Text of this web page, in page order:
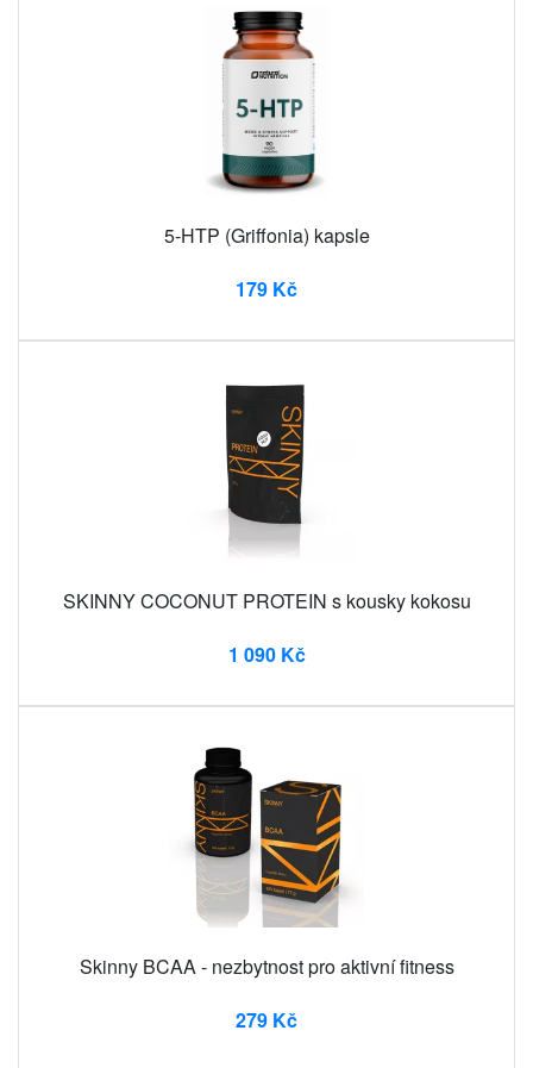
5-HTP (Griffonia) kapsle
179 Kč
SKINNY COCONUT PROTEIN s kousky kokosu
1 090 Kč
Skinny BCAA - nezbytnost pro aktivní fitness
279 Kč